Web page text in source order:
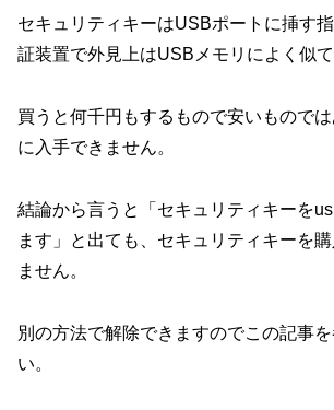
セキュリティキーはUSBポートに挿す
証装置で外見上はUSBメモリによく似て
買うと何千円もするもので安いもので
に入手できません。
結論から言うと「セキュリティキーを
ます」と出ても、セキュリティキーを
ません。
別の方法で解除できますのでこの記事
い。